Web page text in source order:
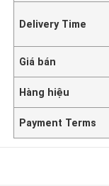
Delivery Time
Giá bán
Hàng hiệu
Payment Terms